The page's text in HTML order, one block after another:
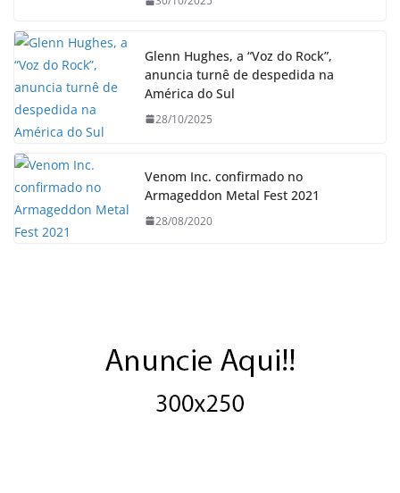
Glenn Hughes, a “Voz do Rock”,
anuncia turnê de despedida na
América do Sul
28/10/2025
Venom Inc. confirmado no
Armageddon Metal Fest 2021
28/08/2020